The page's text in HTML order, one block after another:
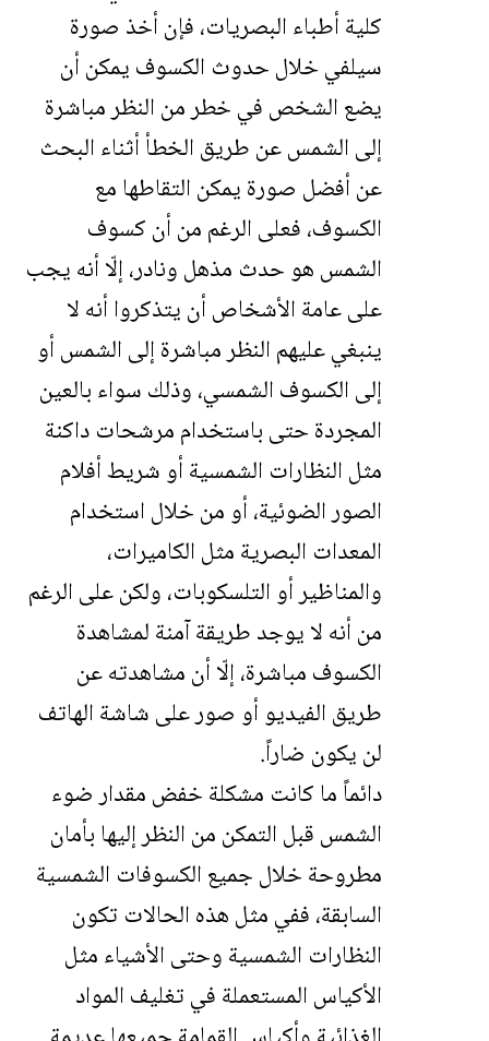
كلية أطباء البصريات، فإن أخذ صورة
سيلفي خلال حدوث الكسوف يمكن أن
يضع الشخص في خطر من النظر مباشرة
إلى الشمس عن طريق الخطأ أثناء البحث
عن أفضل صورة يمكن التقاطها مع
الكسوف، فعلى الرغم من أن كسوف
الشمس هو حدث مذهل ونادر، إلّا أنه يجب
على عامة الأشخاص أن يتذكروا أنه لا
ينبغي عليهم النظر مباشرة إلى الشمس أو
إلى الكسوف الشمسي، وذلك سواء بالعين
المجردة حتى باستخدام مرشحات داكنة
مثل النظارات الشمسية أو شريط أفلام
الصور الضوئية، أو من خلال استخدام
المعدات البصرية مثل الكاميرات،
والمناظير أو التلسكوبات، ولكن على الرغم
من أنه لا يوجد طريقة آمنة لمشاهدة
الكسوف مباشرة، إلّا أن مشاهدته عن
طريق الفيديو أو صور على شاشة الهاتف
لن يكون ضاراً.
دائماً ما كانت مشكلة خفض مقدار ضوء
الشمس قبل التمكن من النظر إليها بأمان
مطروحة خلال جميع الكسوفات الشمسية
السابقة، ففي مثل هذه الحالات تكون
النظارات الشمسية وحتى الأشياء مثل
الأكياس المستعملة في تغليف المواد